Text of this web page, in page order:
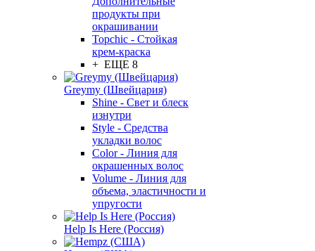
продукты при
окрашивании
Topchic - Стойкая
крем-краска
+ ЕЩЕ 8
Greymy (Швейцария)
Shine - Свет и блеск
изнутри
Style - Средства
укладки волос
Color - Линия для
окрашенных волос
Volume - Линия для
объема, эластичности и
упругости
Help Is Here (Россия)